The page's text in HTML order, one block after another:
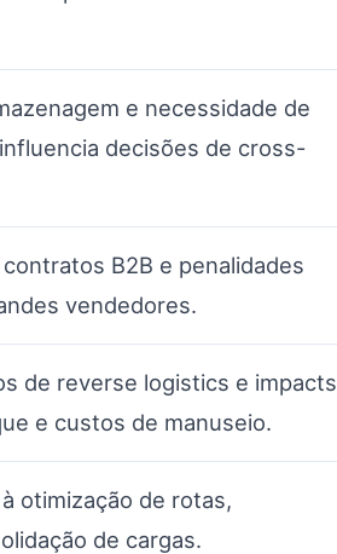
e necessidade de
decisões de cross-
B2B e penalidades
vendedores.
de reverse logistics e impacts
e custos de manuseio.
otimização de rotas,
de cargas.